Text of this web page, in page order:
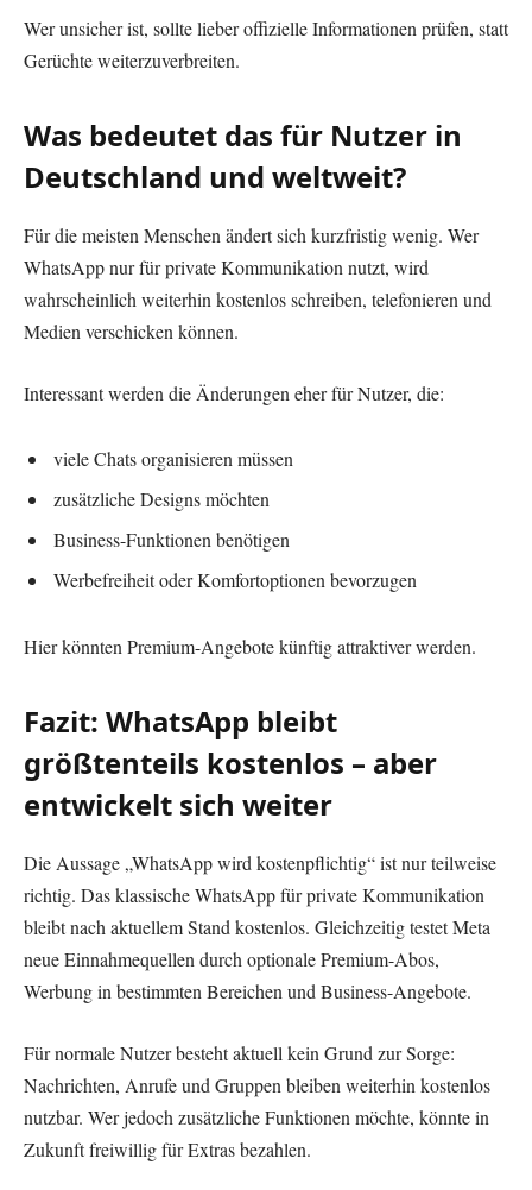
Wer unsicher ist, sollte lieber offizielle Informationen prüfen, statt
Gerüchte weiterzuverbreiten.
Was bedeutet das für Nutzer in
Deutschland und weltweit?
Für die meisten Menschen ändert sich kurzfristig wenig. Wer
WhatsApp nur für private Kommunikation nutzt, wird
wahrscheinlich weiterhin kostenlos schreiben, telefonieren und
Medien verschicken können.
Interessant werden die Änderungen eher für Nutzer, die:
viele Chats organisieren müssen
zusätzliche Designs möchten
Business-Funktionen benötigen
Werbefreiheit oder Komfortoptionen bevorzugen
Hier könnten Premium-Angebote künftig attraktiver werden.
Fazit: WhatsApp bleibt
größtenteils kostenlos – aber
entwickelt sich weiter
Die Aussage „WhatsApp wird kostenpflichtig“ ist nur teilweise
richtig. Das klassische WhatsApp für private Kommunikation
bleibt nach aktuellem Stand kostenlos. Gleichzeitig testet Meta
neue Einnahmequellen durch optionale Premium-Abos,
Werbung in bestimmten Bereichen und Business-Angebote.
Für normale Nutzer besteht aktuell kein Grund zur Sorge:
Nachrichten, Anrufe und Gruppen bleiben weiterhin kostenlos
nutzbar. Wer jedoch zusätzliche Funktionen möchte, könnte in
Zukunft freiwillig für Extras bezahlen.